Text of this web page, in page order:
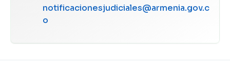
notificacionesjudiciales@armenia.gov.c
o